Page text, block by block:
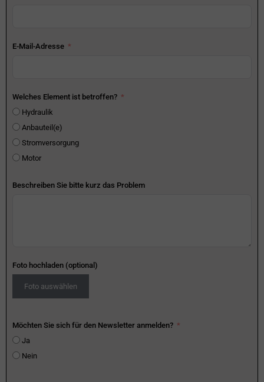
E-Mail-Adresse
Welches Element ist betroffen?
Hydraulik
Anbauteil(e)
Stromversorgung
Motor
Beschreiben Sie bitte kurz das Problem
Foto hochladen (optional)
Foto auswählen
Möchten Sie sich für den Newsletter anmelden?
Ja
Nein